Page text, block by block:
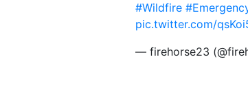
#Wildfire
pic.twitter.com/
— firehorse23